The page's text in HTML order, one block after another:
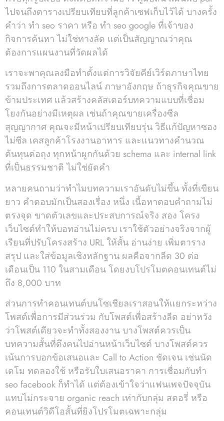
ไปจนถึงตารางเปรียบเทียบที่ลูกค้าเซฟเก็บไว้ได้ บางครั้ง
คำว่า ทํา seo ราคา หรือ ทํา seo google ที่เจ้าของ
กิจการค้นหา ไม่ใช่ทางลัด แต่เป็นสัญญาณว่าคุณ
ต้องการแผนงานที่วัดผลได้
เราจะพาคุณลงมือทำตั้งแต่การวิจัยคีย์เวิร์ดภาษาไทย
รวมถึงการตลาดออนไลน์ ภาษาอังกฤษ ถ้าธุรกิจคุณขาย
ข้ามประเทศ แล้วสร้างคลัสเตอร์บทความแบบที่เชื่อม
โยงกันอย่างมีเหตุผล เช่นถ้าคุณขายเครื่องซีล
สุญญากาศ คุณจะมีหน้าเปรียบเทียบรุ่น วิธีแก้ปัญหาซอง
ไม่ซีล เคสลูกค้าโรงงานอาหาร และแนวทางคำนวณ
ต้นทุนต่อถุง ทุกหน้าผูกกันด้วย schema และ internal link
ที่เป็นธรรมชาติ ไม่ใช่ยัดคำ
หลายคนถามว่าทำไมบทความเราอันดับไม่ขึ้น ทั้งที่เขียน
ยาว คำตอบมักเป็นสองเรื่อง หนึ่ง เนื้อหาตอบคำถามไม่
ตรงจุด ขาดตัวเลขและประสบการณ์จริง สอง โครง
เว็บไซต์ทำให้บอทอ่านไม่ครบ เราใช้ตัวอย่างจริงจากผู้
เรียนที่ปรับโครงสร้าง URL ให้สั้น อ่านง่าย เพิ่มตาราง
สรุป และใส่ข้อมูลเชิงหลักฐาน ผลคือจากลีด 30 ต่อ
เดือนเป็น 110 ในสามเดือน โดยงบโปรโมตคอนเทนต์ไม่
ถึง 8,000 บาท
ส่วนการทำคอนเทนต์บนโซเชียลเราสอนให้แยกระหว่าง
โพสต์เพื่อการมีส่วนร่วม กับโพสต์เพื่อสร้างลีด อย่าหวัง
ว่าโพสต์เดียวจะทำทั้งสองงาน บางโพสต์ควรเป็น
บทความสั้นที่ดึงคนไปอ่านหน้าเว็บไซต์ บางโพสต์ควร
เน้นการบอกข้อเสนอและ Call to Action ชัดเจน เช่นนัด
เดโม ทดลองใช้ หรือรับใบเสนอราคา การเชื่อมกับทํา
seo facebook ก็ทำได้ แต่ต้องเข้าใจว่าแฟนเพจปัจจุบัน
แทบไม่กระจาย organic reach เท่ากับกลุ่ม สตอรี่ หรือ
คอนเทนต์วิดีโอสั้นที่ยิงโปรโมตเฉพาะกลุ่ม